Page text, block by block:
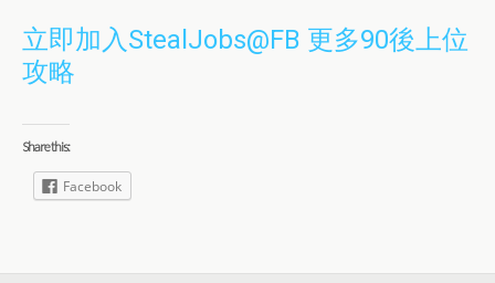
立即加入StealJobs@FB 更多90後上位
攻略
Share this:
Facebook